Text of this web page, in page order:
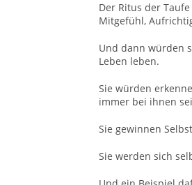
Der Ritus der
Mitgefühl,
Und dann würden
Leben leben.
Sie würden
immer bei ihnen
Sie gewinnen
Sie werden sich